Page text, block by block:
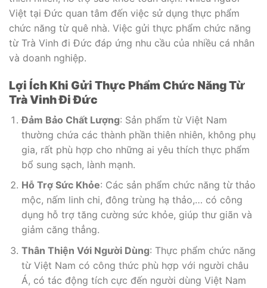
Việt tại Đức quan tâm đến việc sử dụng thực phẩm
chức năng từ quê nhà. Việc gửi thực phẩm chức năng
từ Trà Vinh đi Đức đáp ứng nhu cầu của nhiều cá nhân
và doanh nghiệp.
Lợi Ích Khi Gửi Thực Phẩm Chức Năng Từ
Trà Vinh Đi Đức
Đảm Bảo Chất Lượng: Sản phẩm từ Việt Nam
thường chứa các thành phần thiên nhiên, không phụ
gia, rất phù hợp cho những ai yêu thích thực phẩm
bổ sung sạch, lành mạnh.
Hỗ Trợ Sức Khỏe: Các sản phẩm chức năng từ thảo
mộc, nấm linh chi, đông trùng hạ thảo,… có công
dụng hỗ trợ tăng cường sức khỏe, giúp thư giãn và
giảm căng thẳng.
Thân Thiện Với Người Dùng: Thực phẩm chức năng
từ Việt Nam có công thức phù hợp với người châu
Á, có tác động tích cực đến người dùng Việt Nam